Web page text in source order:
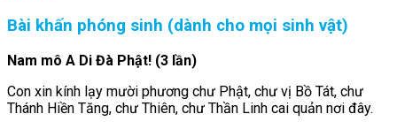
Bài khấn phóng sinh (dành cho mọi sinh vật)
Nam mô A Di Đà Phật! (3 lần)
Con xin kính lạy mười phương chư Phật, chư vị Bồ Tát, chư
Thánh Hiền Tăng, chư Thiên, chư Thần Linh cai quản nơi đây.